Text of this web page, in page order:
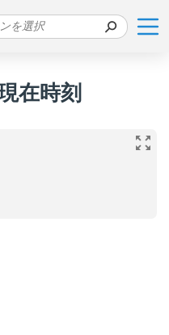
在時刻